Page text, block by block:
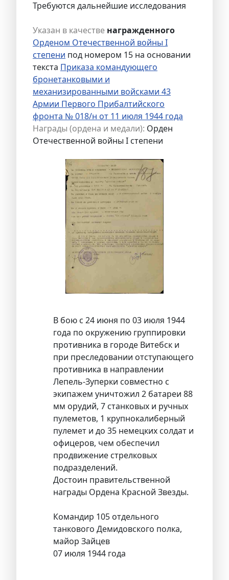
Требуются дальнейшие исследования
Указан в качестве награжденного
Орденом Отечественной войны I
степени под номером 15 на основании
текста Приказа командующего
бронетанковыми и
механизированными войсками 43
Армии Первого Прибалтийского
фронта № 018/н от 11 июля 1944 года
Награды (ордена и медали): Орден
Отечественной войны I степени
В бою с 24 июня по 03 июля 1944
года по окружению группировки
противника в городе Витебск и
при преследовании отступающего
противника в направлении
Лепель-Зуперки совместно с
экипажем уничтожил 2 батареи 88
мм орудий, 7 станковых и ручных
пулеметов, 1 крупнокалиберный
пулемет и до 35 немецких солдат и
офицеров, чем обеспечил
продвижение стрелковых
подразделений.
Достоин правительственной
награды Ордена Красной Звезды.
Командир 105 отдельного
танкового Демидовского полка,
майор Зайцев
07 июля 1944 года